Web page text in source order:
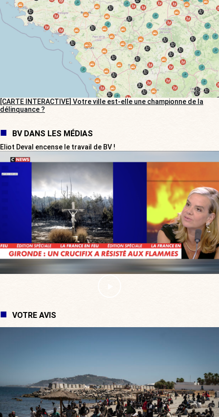
[CARTE INTERACTIVE] Votre ville est-elle une championne de la
délinquance ?
BV DANS LES MÉDIAS
Eliot Deval encense le travail de BV !
VOTRE AVIS